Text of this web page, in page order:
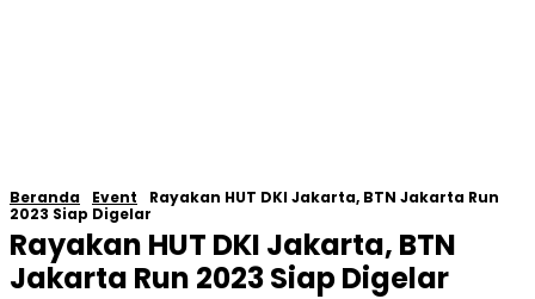
Beranda Event
Rayakan HUT DKI Jakarta, BTN Jakarta Run
2023 Siap Digelar
Rayakan HUT DKI Jakarta, BTN
Jakarta Run 2023 Siap Digelar